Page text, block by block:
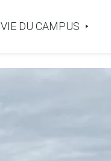
VIE DU CAMPUS